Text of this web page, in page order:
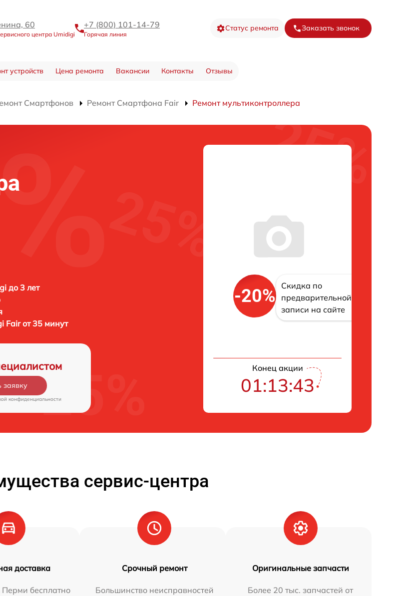
60
центра Umidigi
+7 (800) 101-14-79
Горячая линия
Статус ремонта Заказать звонок
устройств Цена ремонта Вакансии Контакты Отзывы
Смартфонов Ремонт Смартфона Fair Ремонт мультиконтроллера
до 3 лет
Fair от 35 минут
заявку
конфиденциальности
-20%
Скидка по
предварительной
записи на сайте
Конец акции
01:13:43
сервис-центра
доставка
бесплатно
Срочный ремонт
Большинство неисправностей
Оригинальные запчасти
Более 20 тыс. запчастей от